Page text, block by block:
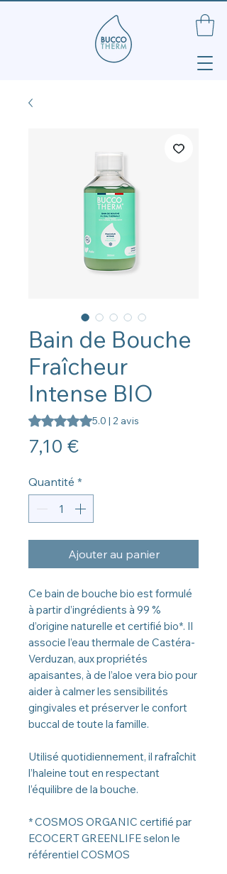
Bain de Bouche
Fraîcheur
Intense BIO
La note est de 5.0 sur cinq étoiles selon
5.0 | 2 avis
7,10 €Prix
Quantité *
Ajouter au panier
Ce bain de bouche bio est formulé
à partir d’ingrédients à 99 %
d’origine naturelle et certifié bio*. Il
associe l’eau thermale de Castéra-
Verduzan, aux propriétés
apaisantes, à de l’aloe vera bio pour
aider à calmer les sensibilités
gingivales et préserver le confort
buccal de toute la famille.
Utilisé quotidiennement, il rafraîchit
l’haleine tout en respectant
l’équilibre de la bouche.
* COSMOS ORGANIC certifié par
ECOCERT GREENLIFE selon le
référentiel COSMOS